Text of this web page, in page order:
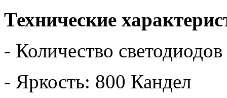
Технические
- Количество
- Яркость: 800 Кандел